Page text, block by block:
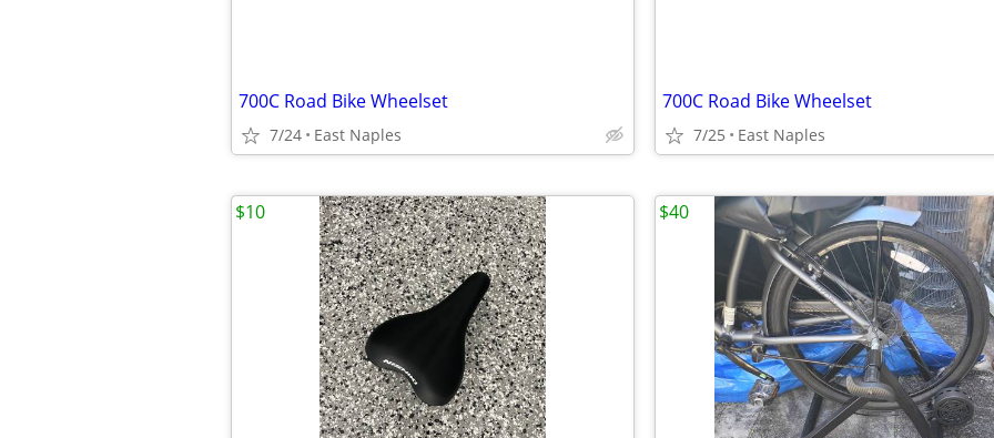
700C Road Bike Wheelset
7/24 East Naples
700C Road Bike Wheelset
7/25 East Naples
$10 $40